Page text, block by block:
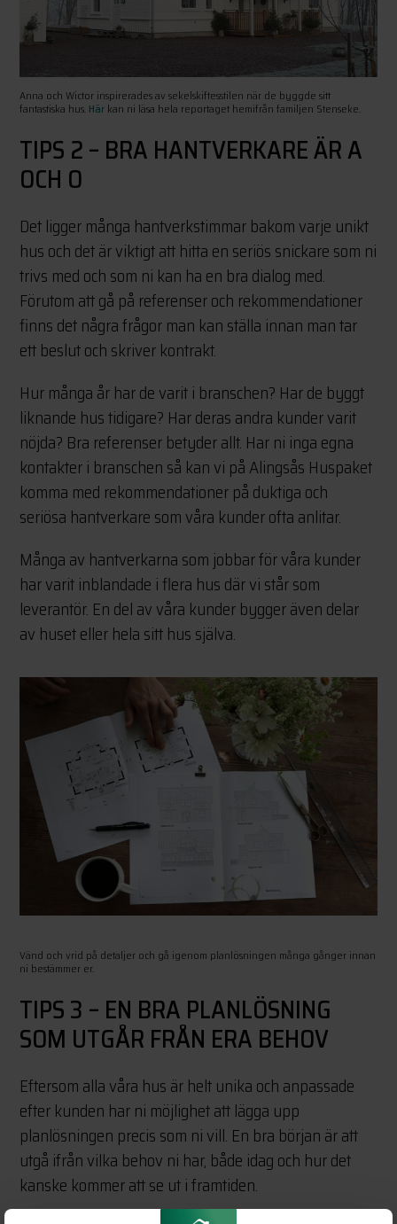
Anna och Wictor inspirerades av sekelskiftesstilen när de byggde sitt
fantastiska hus. Här kan ni läsa hela reportaget hemifrån familjen Stenseke.
TIPS 2 – BRA HANTVERKARE ÄR A
OCH O
Det ligger många hantverkstimmar bakom varje unikt
hus och det är viktigt att hitta en seriös snickare som ni
trivs med och som ni kan ha en bra dialog med.
Förutom att gå på referenser och rekommendationer
finns det några frågor man kan ställa innan man tar
ett beslut och skriver kontrakt.
Hur många år har de varit i branschen? Har de byggt
liknande hus tidigare? Har deras andra kunder varit
nöjda? Bra referenser betyder allt. Har ni inga egna
kontakter i branschen så kan vi på Alingsås Huspaket
komma med rekommendationer på duktiga och
seriösa hantverkare som våra kunder ofta anlitar.
Många av hantverkarna som jobbar för våra kunder
har varit inblandade i flera hus där vi står som
leverantör. En del av våra kunder bygger även delar
av huset eller hela sitt hus själva.
Vänd och vrid på detaljer och gå igenom planlösningen många gånger innan
ni bestämmer er.
TIPS 3 – EN BRA PLANLÖSNING
SOM UTGÅR FRÅN ERA BEHOV
Eftersom alla våra hus är helt unika och anpassade
efter kunden har ni möjlighet att lägga upp
planlösningen precis som ni vill. En bra början är att
utgå ifrån vilka behov ni har, både idag och hur det
kanske kommer att se ut i framtiden.